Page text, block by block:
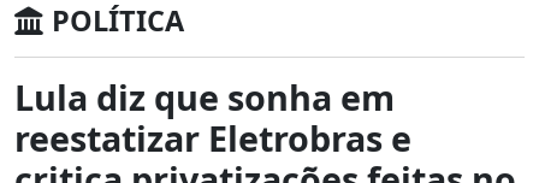
POLÍTICA
Lula diz que sonha em
reestatizar Eletrobras e